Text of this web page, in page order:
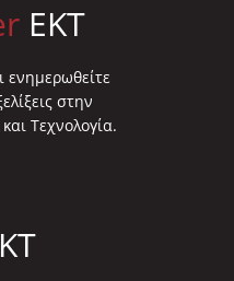
EKT
ενημερωθείτε
στην
Τεχνολογία.